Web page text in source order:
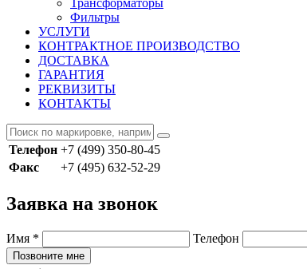
Трансформаторы
Фильтры
УСЛУГИ
КОНТРАКТНОЕ ПРОИЗВОДСТВО
ДОСТАВКА
ГАРАНТИЯ
РЕКВИЗИТЫ
КОНТАКТЫ
Телефон +7 (499) 350-80-45
Факс
+7 (495) 632-52-29
Заявка на звонок
Имя * Телефон
Позвоните мне